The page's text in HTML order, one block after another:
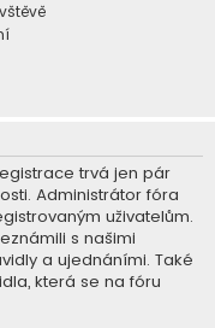
trvá jen pár
Administrátor fóra
uživatelům.
s našimi
a ujednáními. Také
která se na fóru